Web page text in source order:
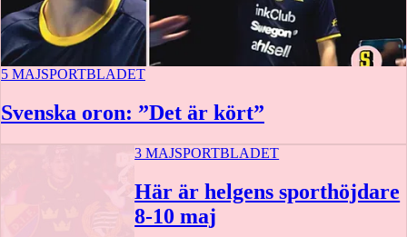
5 MAJSPORTBLADET
Svenska oron: ”Det är kört”
3 MAJSPORTBLADET
Här är helgens sporthöjdare
8-10 maj